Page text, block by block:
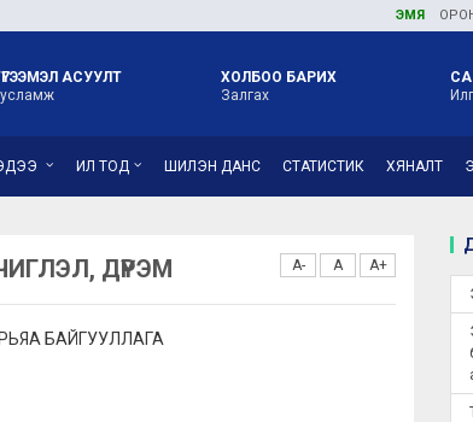
ОРОН
АСУУЛТ
ХОЛБОО БАРИХ
Залгах
ИЛ ТОД ШИЛЭН ДАНС СТАТИСТИК ХЯНАЛТ
A- A A+
ДҮРЭМ
БАЙГУУЛЛАГА